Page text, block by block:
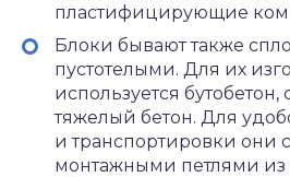
пластифицирующие
Блоки бывают также
пустотелыми. Для их
используется
тяжелый бетон. Для
и транспортировки они
монтажными петлями из